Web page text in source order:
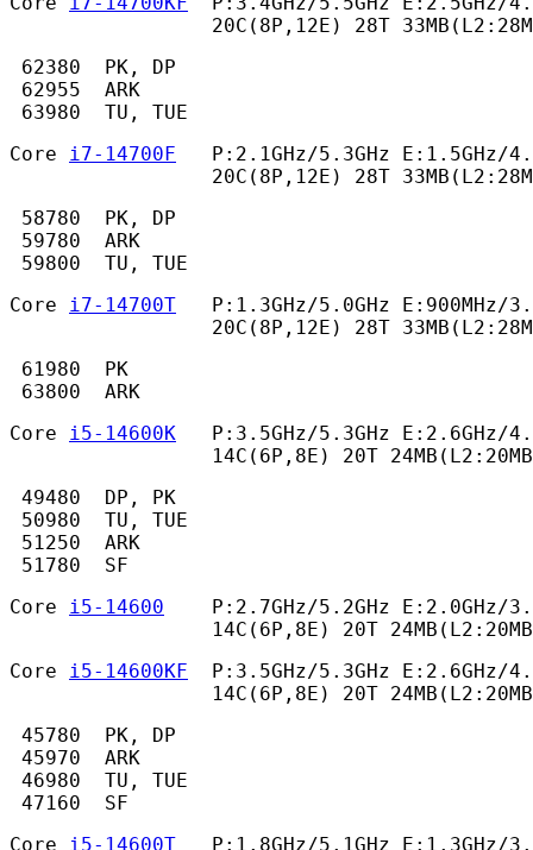
20C(8P,12E) 28T
62380  PK, DP
62955  ARK
63980  TU, TUE
Core i7-14700F
P:2.1GHz/5.3GHz E:1.5GHz/
20C(8P,12E) 28T
58780  PK, DP
59780  ARK
59800  TU, TUE
Core i7-14700T
P:1.3GHz/5.0GHz E:900MHz/
20C(8P,12E) 28T
61980  PK
63800  ARK
Core i5-14600K
P:3.5GHz/5.3GHz E:2.6GHz/
14C(6P,8E) 20T
49480  DP, PK
50980  TU, TUE
51250  ARK
51780  SF
Core i5-14600
P:2.7GHz/5.2GHz E:2.0GHz/
14C(6P,8E) 20T
Core i5-14600KF
P:3.5GHz/5.3GHz E:2.6GHz/
14C(6P,8E) 20T
45780  PK, DP
45970  ARK
46980  TU, TUE
47160  SF
Core i5-14600T
P:1.8GHz/5.1GHz E:1.3GHz/